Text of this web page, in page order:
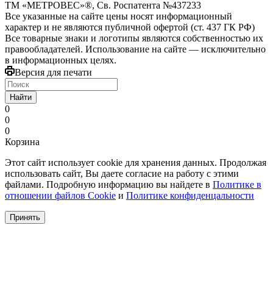
ТМ «МЕТРОВЕС»®, Св. Роспатента №4​3​7​2​3​3
Все указанные на сайте цены носят информационный
характер и не являются публичной офертой (ст. 437 ГК РФ)
Все товарные знаки и логотипы являются собственностью их
правообладателей. Использование на сайте — исключительно
в информационных целях.
Версия для печати
Найти
0
0
0
Корзина
Этот сайт использует cookie для хранения данных. Продолжая
использовать сайт, Вы даете согласие на работу с этими
файлами. Подробную информацию вы найдете в Политике в
отношении файлов Cookie и Политике конфиденцальности
Принять